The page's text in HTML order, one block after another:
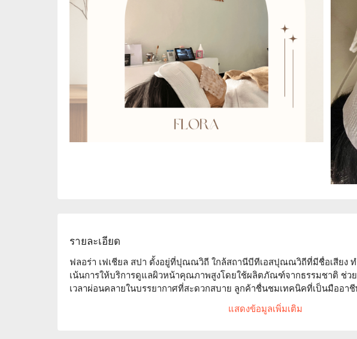
รายละเอียด
ฟลอร่า เฟเชียล สปา ตั้งอยู่ที่ปุณณวิถี ใกล้สถานีบีทีเอสปุณณวิถีที่มีชื่อเสียง ท
เน้นการให้บริการดูแลผิวหน้าคุณภาพสูงโดยใช้ผลิตภัณฑ์จากธรรมชาติ ช่ว
เวลาผ่อนคลายในบรรยากาศที่สะดวกสบาย ลูกค้าชื่นชมเทคนิคที่เป็นมืออา
ให้ฟลอร่า เฟเชียล สปา เป็นตัวเลือกที่เหมาะสมไม่ว่าคุณจะต้องการปรับปรุง
ต้องการผ่อนคลาย โดยเฉพาะอย่างยิ่งแนะนำสำหรับมืออาชีพที่ยุ่งและผู้หญิง
แสดงข้อมูลเพิ่มเติม